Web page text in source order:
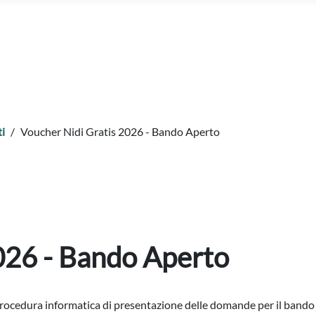
Voucher Nidi Gratis 2026 - Bando Aperto
- Bando Aperto
informatica di presentazione delle domande per il bando